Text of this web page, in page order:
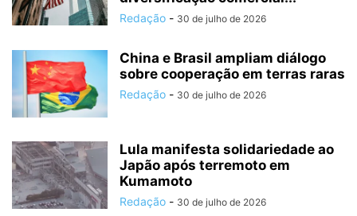
Redação - 30 de julho de 2026
China e Brasil ampliam diálogo
sobre cooperação em terras raras
Redação - 30 de julho de 2026
Lula manifesta solidariedade ao
Japão após terremoto em
Kumamoto
Redação - 30 de julho de 2026